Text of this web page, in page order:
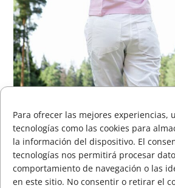
Para ofrecer las mejores experiencias,
tecnologías como las cookies para
la información del dispositivo. El
tecnologías nos permitirá procesar
comportamiento de navegación o las
en este sitio. No consentir o retirar el